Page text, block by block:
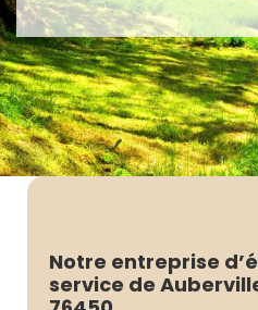
Notre entreprise
service de